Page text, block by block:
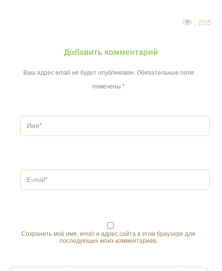
: 295
Добавить комментарий
Ваш адрес email не будет опубликован. Обязательные поля
помечены *
Сохранить моё имя, email и адрес сайта в этом браузере для
последующих моих комментариев.